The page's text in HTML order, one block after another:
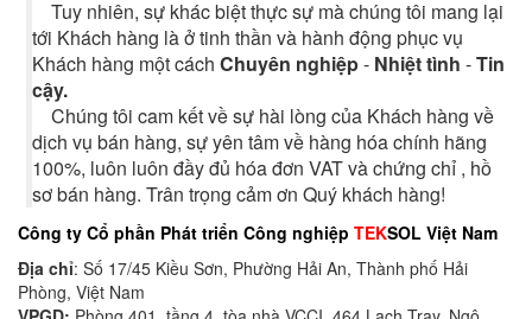
Tuy nhiên, sự khác biệt thực sự mà chúng tôi mang lại
tới Khách hàng là ở tinh thần và hành động phục vụ
Khách hàng một cáchChuyên nghiệp- Nhiệt tình -Tin
cậy.
Chúng tôi cam kết về sự hài lòng của Khách hàng về
dịch vụ bán hàng, sự yên tâm về hàng hóa chính hãng
100%, luôn luôn đầy đủ hóa đơn VAT và chứng chỉ , hồ
sơ bán hàng. Trân trọng cảm ơn Quý khách hàng!
Công ty Cổ phần Phát triển Công nghiệp TEKSOL Việt Nam
Địa chỉ: Số 17/45 Kiều Sơn, Phường Hải An, Thành phố Hải
Phòng, Việt Nam